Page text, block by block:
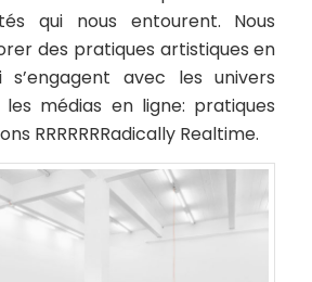
qui nous entourent. Nous
des pratiques artistiques en
avec les univers
médias en ligne: pratiques
RRRRRRRadically Realtime.